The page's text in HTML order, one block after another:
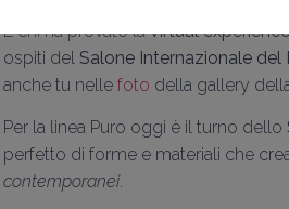
E chi ha provato lavirtual experience
ospiti del Salone Internazionale del
anche tu nelle foto della gallery
Per la linea Puro oggi è il turno dello
perfetto di forme e materiali che
contemporanei.